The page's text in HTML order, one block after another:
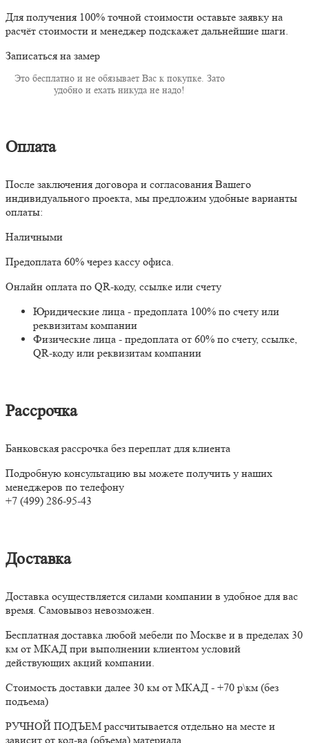
Для получения 100% точной стоимости оставьте заявку на
расчёт стоимости и менеджер подскажет дальнейшие шаги.
Записаться на замер
Это бесплатно и не обязывает Вас к покупке. Зато
удобно и ехать никуда не надо!
Оплата
После заключения договора и согласования Вашего
индивидуального проекта, мы предложим удобные варианты
оплаты:
Наличными
Предоплата 60% через кассу офиса.
Онлайн оплата по QR-коду, ссылке или счету
Юридические лица - предоплата 100% по счету или
реквизитам компании
Физические лица - предоплата от 60% по счету, ссылке,
QR-коду или реквизитам компании
Рассрочка
Банковская рассрочка без переплат для клиента
Подробную консультацию вы можете получить у наших
менеджеров по телефону
+7 (499) 286-95-43
Доставка
Доставка осуществляется силами компании в удобное для вас
время. Самовывоз невозможен.
Бесплатная доставка любой мебели по Москве и в пределах 30
км от МКАД при выполнении клиентом условий
действующих акций компании.
Стоимость доставки далее 30 км от МКАД - +70 р\км (без
подъема)
РУЧНОЙ ПОДЪЕМ рассчитывается отдельно на месте и
зависит от кол-ва (объема) материала